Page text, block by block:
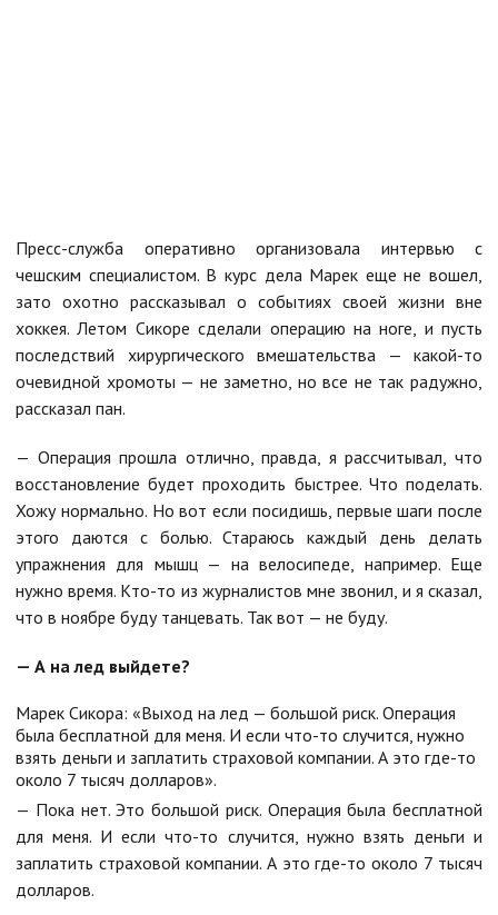
Пресс-служба оперативно организовала интервью с
чешским специалистом. В курс дела Марек еще не вошел,
зато охотно рассказывал о событиях своей жизни вне
хоккея. Летом Сикоре сделали операцию на ноге, и пусть
последствий хирургического вмешательства — какой-то
очевидной хромоты — не заметно, но все не так радужно,
рассказал пан.
— Операция прошла отлично, правда, я рассчитывал, что
восстановление будет проходить быстрее. Что поделать.
Хожу нормально. Но вот если посидишь, первые шаги после
этого даются с болью. Стараюсь каждый день делать
упражнения для мышц — на велосипеде, например. Еще
нужно время. Кто-то из журналистов мне звонил, и я сказал,
что в ноябре буду танцевать. Так вот — не буду.
— А на лед выйдете?
Марек Сикора: «Выход на лед — большой риск. Операция
была бесплатной для меня. И если что-то случится, нужно
взять деньги и заплатить страховой компании. А это где-то
около 7 тысяч долларов».
— Пока нет. Это большой риск. Операция была бесплатной
для меня. И если что-то случится, нужно взять деньги и
заплатить страховой компании. А это где-то около 7 тысяч
долларов.